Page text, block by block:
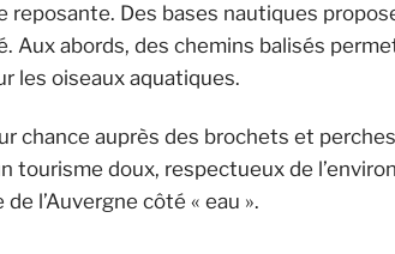
Des bases nautiques
Aux abords, des chemins balisés
les oiseaux aquatiques.
chance auprès des brochets et perches
tourisme doux, respectueux de
l’Auvergne côté « eau ».